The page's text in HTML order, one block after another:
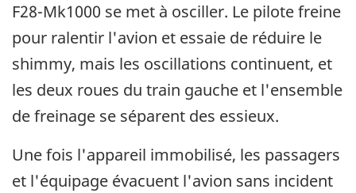
F28-Mk1000 se met à osciller. Le pilote freine
pour ralentir l'avion et essaie de réduire le
shimmy, mais les oscillations continuent, et
les deux roues du train gauche et l'ensemble
de freinage se séparent des essieux.
Une fois l'appareil immobilisé, les passagers
et l'équipage évacuent l'avion sans incident